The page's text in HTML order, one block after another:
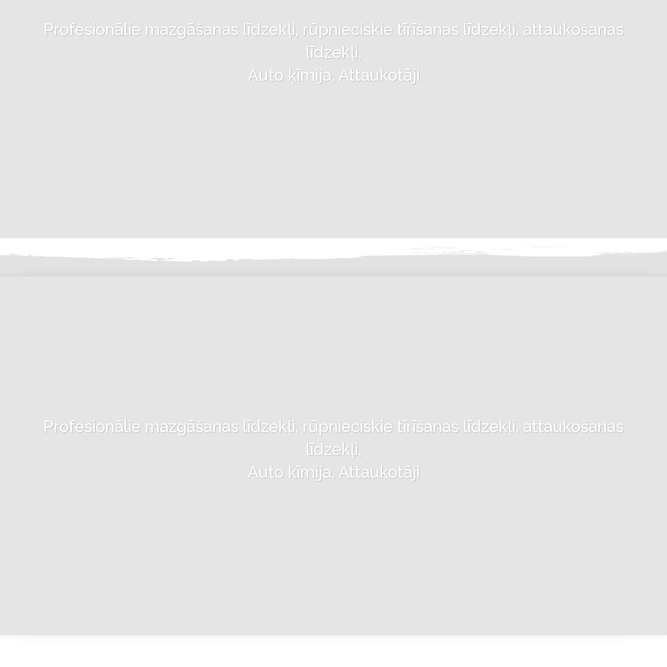
Profesionālie mazgāšanas līdzekļi, rūpnieciskie tīrīšanas līdzekļi, attaukošanas
līdzekļi,
Auto ķīmija, Attaukotāji
Profesionālie mazgāšanas līdzekļi, rūpnieciskie tīrīšanas līdzekļi, attaukošanas
līdzekļi,
Auto ķīmija, Attaukotāji